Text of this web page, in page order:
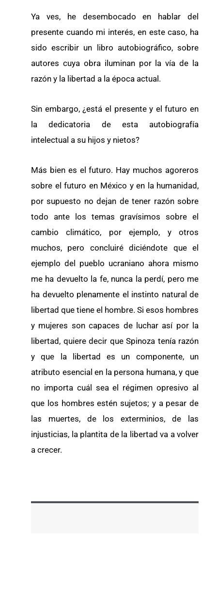
Ya ves, he desembocado en hablar del
presente cuando mi interés, en este caso, ha
sido escribir un libro autobiográfico, sobre
autores cuya obra iluminan por la vía de la
razón y la libertad a la época actual.
Sin embargo, ¿está el presente y el futuro en
la dedicatoria de esta autobiografía
intelectual a su hijos y nietos?
Más bien es el futuro. Hay muchos agoreros
sobre el futuro en México y en la humanidad,
por supuesto no dejan de tener razón sobre
todo ante los temas gravísimos sobre el
cambio climático, por ejemplo, y otros
muchos, pero concluiré diciéndote que el
ejemplo del pueblo ucraniano ahora mismo
me ha devuelto la fe, nunca la perdí, pero me
ha devuelto plenamente el instinto natural de
libertad que tiene el hombre. Si esos hombres
y mujeres son capaces de luchar así por la
libertad, quiere decir que Spinoza tenía razón
y que la libertad es un componente, un
atributo esencial en la persona humana, y que
no importa cuál sea el régimen opresivo al
que los hombres estén sujetos; y a pesar de
las muertes, de los exterminios, de las
injusticias, la plantita de la libertad va a volver
a crecer.